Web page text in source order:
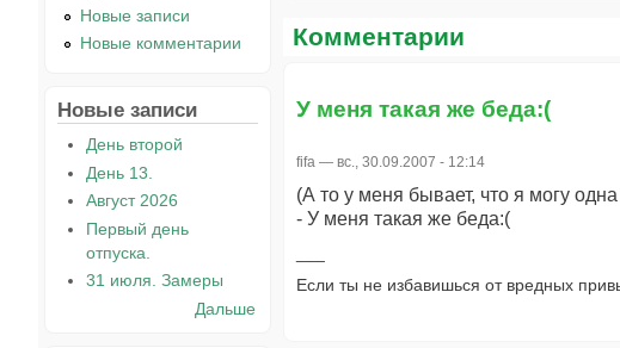
Комментарии
У меня такая же беда:(
fifa — вс., 30.09.2007 - 12:14
(А то у меня бывает, что я могу
- У меня такая же беда:(
Если ты не избавишься от вредных
Новые записи
Новые комментарии
Новые записи
День второй
День 13.
Август 2026
Первый день
отпуска.
31 июля. Замеры
Дальше